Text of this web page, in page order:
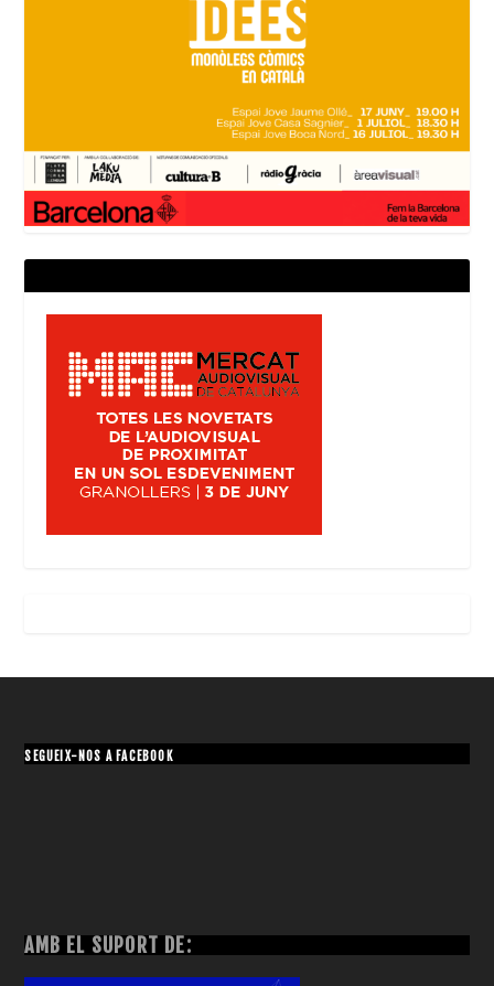
SEGUEIX-NOS A FACEBOOK
AMB EL SUPORT DE: